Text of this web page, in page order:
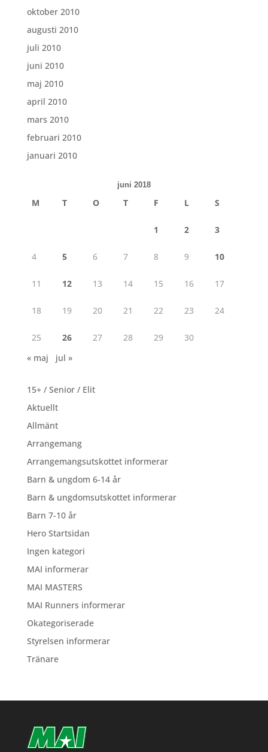
oktober 2010
augusti 2010
juli 2010
juni 2010
maj 2010
april 2010
mars 2010
februari 2010
januari 2010
juni 2018
M T O T F L S
1 2 3
4 5 6 7 8 9 10
11 12 13 14 15 16 17
18 19 20 21 22 23 24
25 26 27 28 29
30
« maj
jul »
15+ / Senior / Elit
Aktuellt
Allmänt
Arrangemang
Arrangemangsutskottet informerar
Barn & ungdom 6-14 år
Barn & ungdomsutskottet informerar
Barn 7-10 år
Hero Startsidan
Ingen kategori
MAI informerar
MAI MASTERS
MAI Runners informerar
Okategoriserade
Styrelsen informerar
Tränare